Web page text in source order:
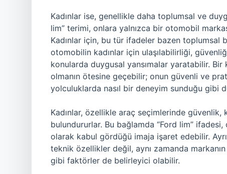
Kadınlar ise, genellikle daha toplumsal ve
lim” terimi, onlara yalnızca bir otomobil
Kadınlar için, bu tür ifadeler bazen toplumsal
otomobilin kadınlar için ulaşılabilirliği,
konularda duygusal yansımalar yaratabilir. Bir
olmanın ötesine geçebilir; onun güvenli ve
yolculuklarda nasıl bir deneyim sunduğu gibi
Kadınlar, özellikle araç seçimlerinde
bulundururlar. Bu bağlamda “Ford lim”
olarak kabul gördüğü imaja işaret edebilir.
teknik özellikler değil, aynı zamanda markanın
gibi faktörler de belirleyici olabilir.